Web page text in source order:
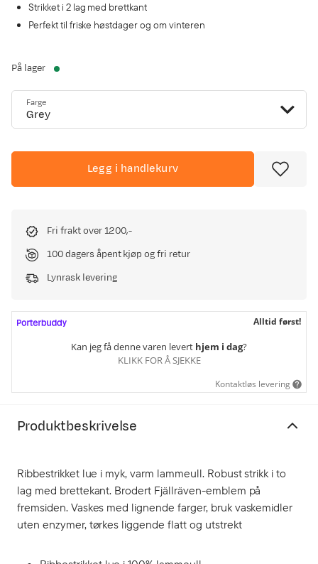
Strikket i 2 lag med brettkant
Perfekt til friske høstdager og om vinteren
På lager
Farge
Grey
Legg i handlekurv
Fri frakt over 1200,-
100 dagers åpent kjøp og fri retur
Lynrask levering
Alltid først!
Kan jeg få denne varen levert hjem i dag?
KLIKK FOR Å SJEKKE
Kontaktløs levering
Produktbeskrivelse
Ribbestrikket lue i myk, varm lammeull. Robust strikk i to
lag med brettekant. Brodert Fjällräven-emblem på
fremsiden. Vaskes med lignende farger, bruk vaskemidler
uten enzymer, tørkes liggende flatt og utstrekt